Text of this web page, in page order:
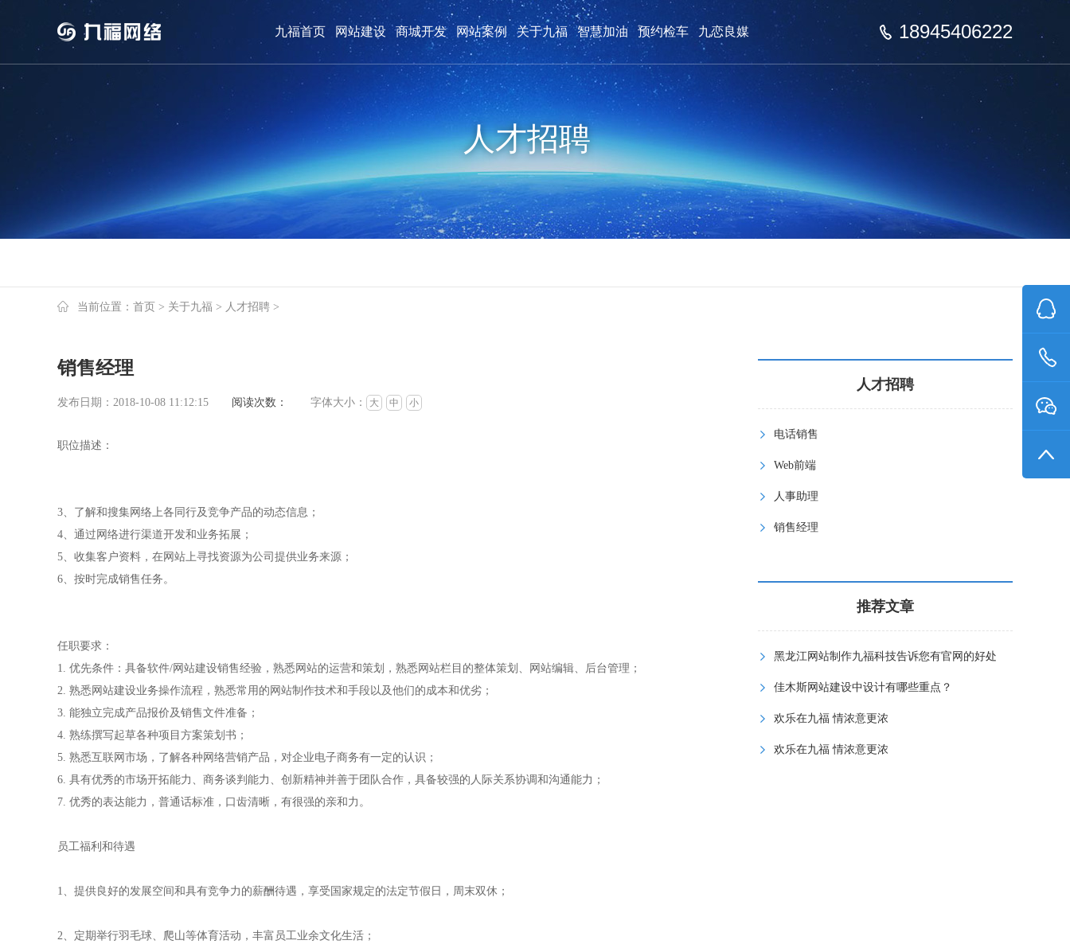
18945406222
九福首页 网站建设 商城开发 网站案例
网站案例 网站案例 购物商城案例 微信平台案例
关于九福
关于九福 九福介绍 九福创始人 九福荣誉 公司动态 人才招聘 付款方式 联系我们
智慧加油 预约检车 九恋良媒
人才招聘
当前位置： 首页 > 关于九福 > 人才招聘 >
销售经理
发布日期：2018-10-08 11:12:15 阅读次数： 字体大小： 大 中 小
职位描述：
3、了解和搜集网络上各同行及竞争产品的动态信息；
4、通过网络进行渠道开发和业务拓展；
5、收集客户资料，在网站上寻找资源为公司提供业务来源；
6、按时完成销售任务。
任职要求：
1. 优先条件：具备软件/网站建设销售经验，熟悉网站的运营和策划，熟悉网站栏目的整体策划、网站编辑、后台管理；
2. 熟悉网站建设业务操作流程，熟悉常用的网站制作技术和手段以及他们的成本和优劣；
3. 能独立完成产品报价及销售文件准备；
4. 熟练撰写起草各种项目方案策划书；
5. 熟悉互联网市场，了解各种网络营销产品，对企业电子商务有一定的认识；
6. 具有优秀的市场开拓能力、商务谈判能力、创新精神并善于团队合作，具备较强的人际关系协调和沟通能力；
7. 优秀的表达能力，普通话标准，口齿清晰，有很强的亲和力。
员工福利和待遇
1、提供良好的发展空间和具有竞争力的薪酬待遇，享受国家规定的法定节假日，周末双休；
2、定期举行羽毛球、爬山等体育活动，丰富员工业余文化生活；
人才招聘
电话销售
Web前端
人事助理
销售经理
推荐文章
黑龙江网站制作九福科技告诉您有官网的好处
佳木斯网站建设中设计有哪些重点？
欢乐在九福 情浓意更浓
欢乐在九福 情浓意更浓